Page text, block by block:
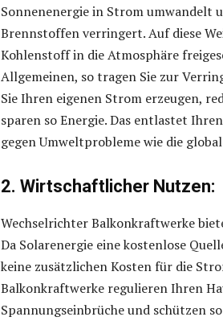
Sonnenenergie in Strom umwandelt
Brennstoffen verringert. Auf diese
Kohlenstoff in die Atmosphäre
Allgemeinen, so tragen Sie zur
Sie Ihren eigenen Strom erzeugen,
sparen so Energie. Das entlastet
gegen Umweltprobleme wie die
2. Wirtschaftlicher Nutzen:
Wechselrichter Balkonkraftwerke
Da Solarenergie eine kostenlose
keine zusätzlichen Kosten für die
Balkonkraftwerke regulieren Ihren
Spannungseinbrüche und schützen